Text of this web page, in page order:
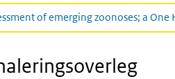
of emerging zoonoses; a